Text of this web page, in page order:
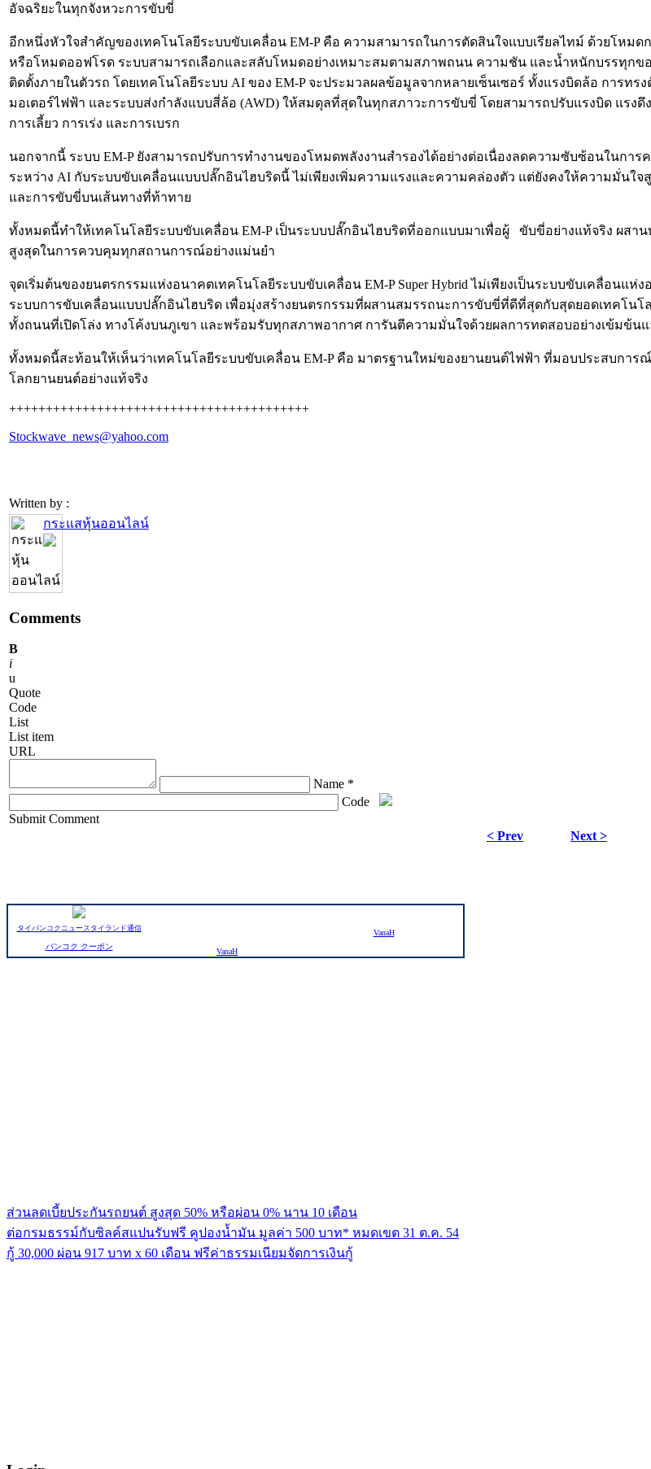
อัจฉริยะในทุกจังหวะการขับขี่
อีกหนึ่งหัวใจสำคัญของเทคโนโลยีระบบขับเคลื่อน EM-P คือ ความสามารถในการตัดสินใจแบบเรียลไทม์ ด้วยโห
หรือโหมดออฟโรด ระบบสามารถเลือกและสลับโหมดอย่างเหมาะสมตามสภาพถนน ความชัน และน้ำหนักบรรทุกข
ติดตั้งภายในตัวรถ โดยเทคโนโลยีระบบ AI ของ EM-P จะประมวลผลข้อมูลจากหลายเซ็นเซอร์ ทั้งแรงบิดล้อ การท
มอเตอร์ไฟฟ้า และระบบส่งกำลังแบบสี่ล้อ (AWD) ให้สมดุลที่สุดในทุกสภาวะการขับขี่ โดยสามารถปรับแรงบิด แร
การเลี้ยว การเร่ง และการเบรก
นอกจากนี้ ระบบ EM-P ยังสามารถปรับการทำงานของโหมดพลังงานสำรองได้อย่างต่อเนื่องลดความซับซ้อนในก
ระหว่าง AI กับระบบขับเคลื่อนแบบปลั๊กอินไฮบริดนี้ ไม่เพียงเพิ่มความแรงและความคล่องตัว แต่ยังคงให้ความมั่นใ
และการขับขี่บนเส้นทางที่ท้าทาย
ทั้งหมดนี้ทำให้เทคโนโลยีระบบขับเคลื่อน EM-P เป็นระบบปลั๊กอินไฮบริดที่ออกแบบมาเพื่อผู้ ขับขี่อย่างแท้จริง ผส
สูงสุดในการควบคุมทุกสถานการณ์อย่างแม่นยำ
จุดเริ่มต้นของยนตรกรรมแห่งอนาคตเทคโนโลยีระบบขับเคลื่อน EM-P Super Hybrid ไม่เพียงเป็นระบบขับเคลื่อนแ
ระบบการขับเคลื่อนแบบปลั๊กอินไฮบริด เพื่อมุ่งสร้างยนตรกรรมที่ผสานสมรรถนะการขับขี่ที่ดีที่สุดกับสุดยอดเทคโ
ทั้งถนนที่เปิดโล่ง ทางโค้งบนภูเขา และพร้อมรับทุกสภาพอากาศ การันตีความมั่นใจด้วยผลการทดสอบอย่างเข้มข้น
ทั้งหมดนี้สะท้อนให้เห็นว่าเทคโนโลยีระบบขับเคลื่อน EM-P คือ มาตรฐานใหม่ของยานยนต์ไฟฟ้า ที่มอบประสบก
โลกยานยนต์อย่างแท้จริง
+++++++++++++++++++++++++++++++++++++++++
Stockwave_news@yahoo.com
Written by :
กระแสหุ้นออนไลน์
Comments
B
i
u
Quote
Code
List
List item
URL
Name *
Code
Submit Comment
< Prev
Next >
タイバンコクニュースタイランド通信
VanaH
バンコク クーポン
VanaH
ส่วนลดเบี้ยประกันรถยนต์ สูงสุด 50% หรือผ่อน 0% นาน 10 เดือน
ต่อกรมธรรม์กับซิลค์สแปนรับฟรี คูปองน้ำมัน มูลค่า 500 บาท* หมดเขต 31 ต.ค. 54
กู้ 30,000 ผ่อน 917 บาท x 60 เดือน ฟรีค่าธรรมเนียมจัดการเงินกู้